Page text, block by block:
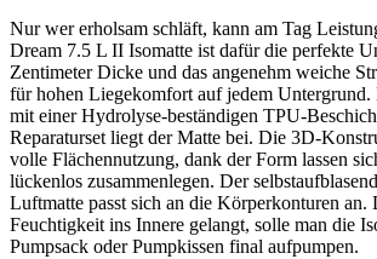
Nur wer erholsam schläft, kann am Tag
Dream 7.5 L II Isomatte ist dafür die perfekte
Zentimeter Dicke und das angenehm weiche
für hohen Liegekomfort auf jedem Untergrund.
mit einer Hydrolyse-beständigen TPU-
Reparaturset liegt der Matte bei. Die 3D-
volle Flächennutzung, dank der Form lassen
lückenlos zusammenlegen. Der
Luftmatte passt sich an die Körperkonturen an.
Feuchtigkeit ins Innere gelangt, solle man die
Pumpsack oder Pumpkissen final aufpumpen.